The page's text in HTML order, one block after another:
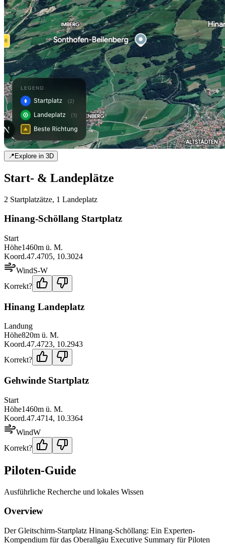
📍Explore in 3D
Start- & Landeplätze
2 Startplatzätze, 1 Landeplatz
Hinang-Schöllang Startplatz
Start
Höhe1460m ü. M.
Koord.47.4705, 10.3024
WindS-W
Korrekt?
Hinang Landeplatz
Landung
Höhe820m ü. M.
Koord.47.4723, 10.2943
Korrekt?
Gehwinde Startplatz
Start
Höhe1460m ü. M.
Koord.47.4714, 10.3364
WindW
Korrekt?
Piloten-Guide
Ausführliche Recherche und lokales Wissen
Overview
Der Gleitschirm-Startplatz Hinang-Schöllang: Ein Experten-
Kompendium für das Oberallgäu Executive Summary für Piloten